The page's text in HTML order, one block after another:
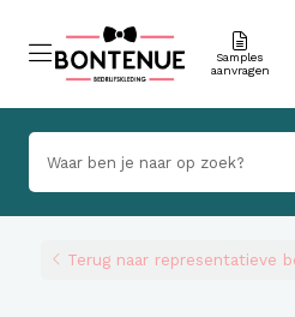
Samples
aanvragen
Terug naar representatieve